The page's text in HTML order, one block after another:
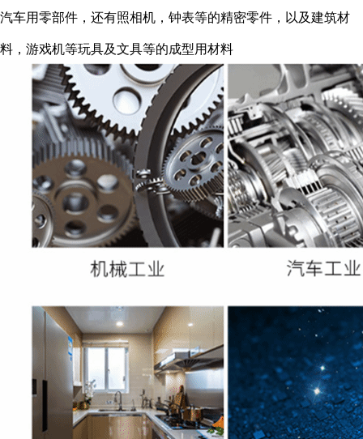
汽车用零部件，还有照相机，钟表等的精密零件，以及建筑材
料，游戏机等玩具及文具等的成型用材料